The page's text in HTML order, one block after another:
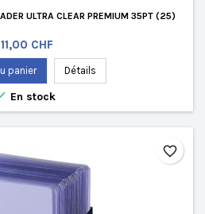
ULTRA CLEAR PREMIUM 35PT (25)
Prix
11,00 CHF
panier Détails
En stock
favorite_border